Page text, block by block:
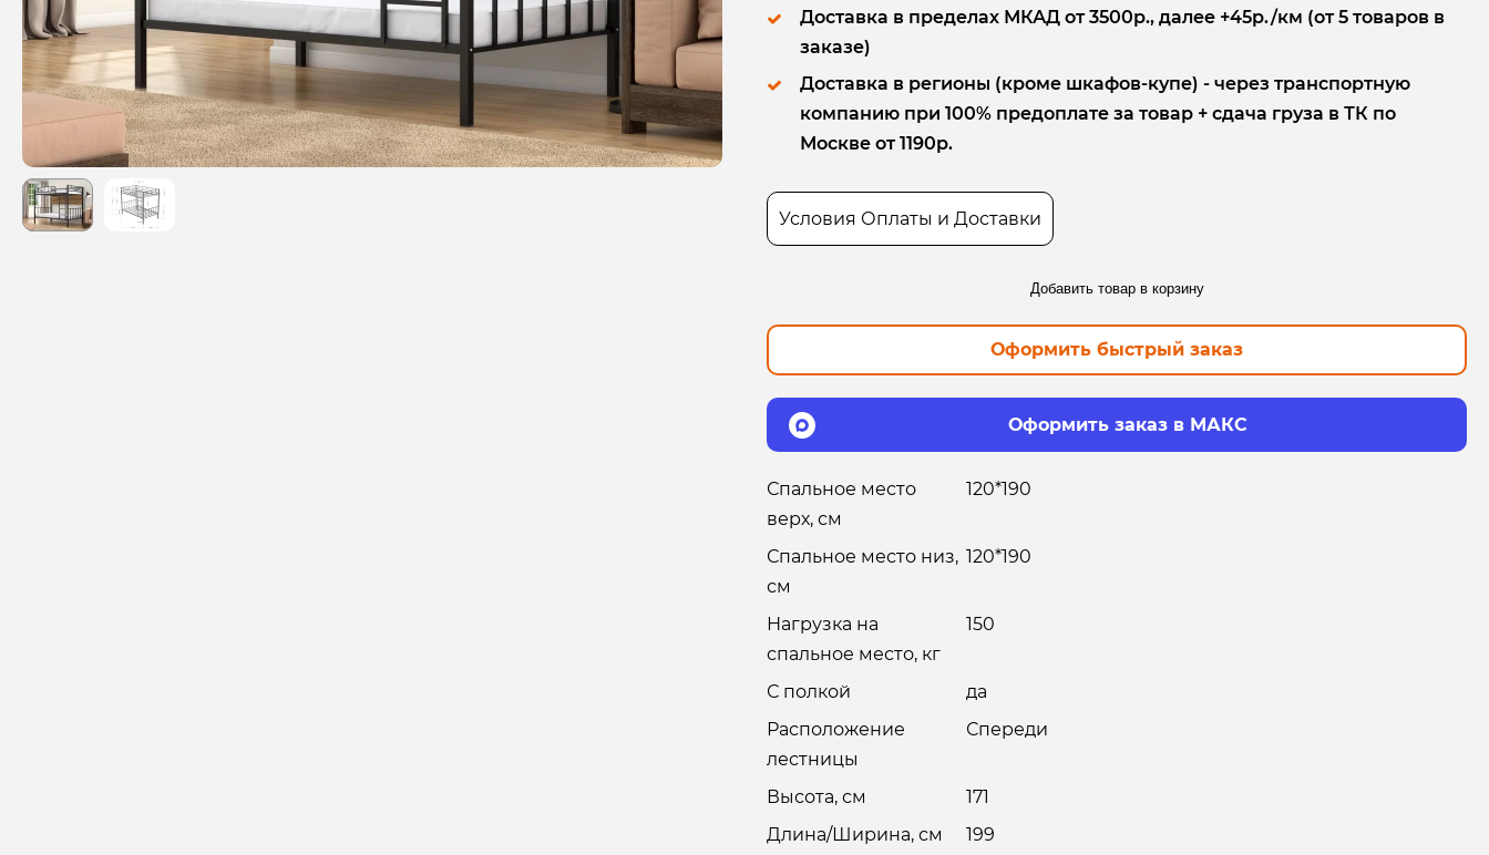
Доставка в пределах МКАД от 3500р., далее +45р./км (от 5 товаров в
заказе)
Доставка в регионы (кроме шкафов-купе) - через транспортную
компанию при 100% предоплате за товар + сдача груза в ТК по
Москве от 1190р.
Условия Оплаты и Доставки
Добавить товар в корзину
Оформить быстрый заказ
Оформить заказ в МАКС
Спальное место
верх, см
120*190
Спальное место низ,
см
120*190
Нагрузка на
спальное место, кг
150
С полкой
да
Расположение
лестницы
Спереди
Высота, см
171
Длина/Ширина, см
199